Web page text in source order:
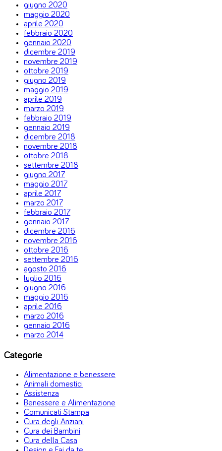
giugno 2020
maggio 2020
aprile 2020
febbraio 2020
gennaio 2020
dicembre 2019
novembre 2019
ottobre 2019
giugno 2019
maggio 2019
aprile 2019
marzo 2019
febbraio 2019
gennaio 2019
dicembre 2018
novembre 2018
ottobre 2018
settembre 2018
giugno 2017
maggio 2017
aprile 2017
marzo 2017
febbraio 2017
gennaio 2017
dicembre 2016
novembre 2016
ottobre 2016
settembre 2016
agosto 2016
luglio 2016
giugno 2016
maggio 2016
aprile 2016
marzo 2016
gennaio 2016
marzo 2014
Categorie
Alimentazione e benessere
Animali domestici
Assistenza
Benessere e Alimentazione
Comunicati Stampa
Cura degli Anziani
Cura dei Bambini
Cura della Casa